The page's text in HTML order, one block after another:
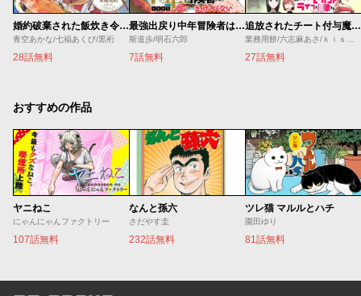
婚約破棄された飯炊き令嬢の私は冷酷公爵と専属契約しました～ですが胃袋を掴んだ結果、冷たかった公爵様がどんどん優しくなっています～
青空あかな/七福あくび/黒裄
28話無料
最強出戻り中年冒険者は、今さら命なんてかけたくない
斯道歩/明石六郎
7話無料
追放されたチート付与魔術師は気ままなセカンドライフを謳歌する。 ～俺は武器だけじゃなく、あらゆるものに『強化ポイント』を付与できるし、俺の意思でいつでも効果を解除できるけど、残った人たち大丈夫？～
業務用餅/六志麻あさ/ｋｉｓｕｉ
27話無料
おすすめの作品
ヤニねこ
にゃんにゃんファクトリー
107話無料
なんと孫六
さだやす圭
232話無料
ツレ猫 マルルとハチ
園田ゆり
81話無料